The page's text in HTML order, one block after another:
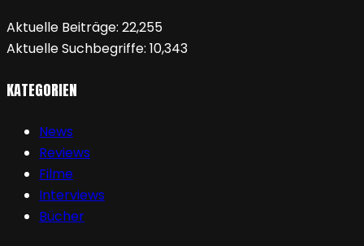
Aktuelle Beiträge: 22,255
Aktuelle Suchbegriffe: 10,343
KATEGORIEN
News
Reviews
Filme
Interviews
Bücher